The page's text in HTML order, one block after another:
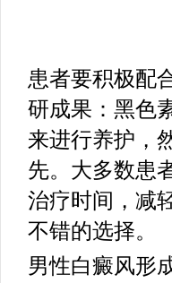
患者要积极配
研成果：黑色
来进行养护，
先。大多数患
治疗时间，减
不错的选择。
男性白癜风形